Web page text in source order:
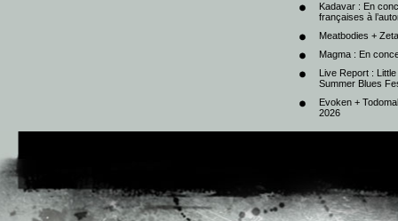
Kadavar : En
françaises à
Meatbodies +
Magma : En
Live Report :
Summer Blues
Evoken +
2026